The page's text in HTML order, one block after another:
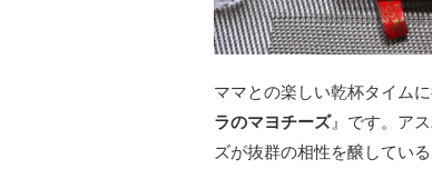
ママとの楽しい乾杯タイム
ラのマヨチーズ』です。ア
ズが抜群の相性を醸してい